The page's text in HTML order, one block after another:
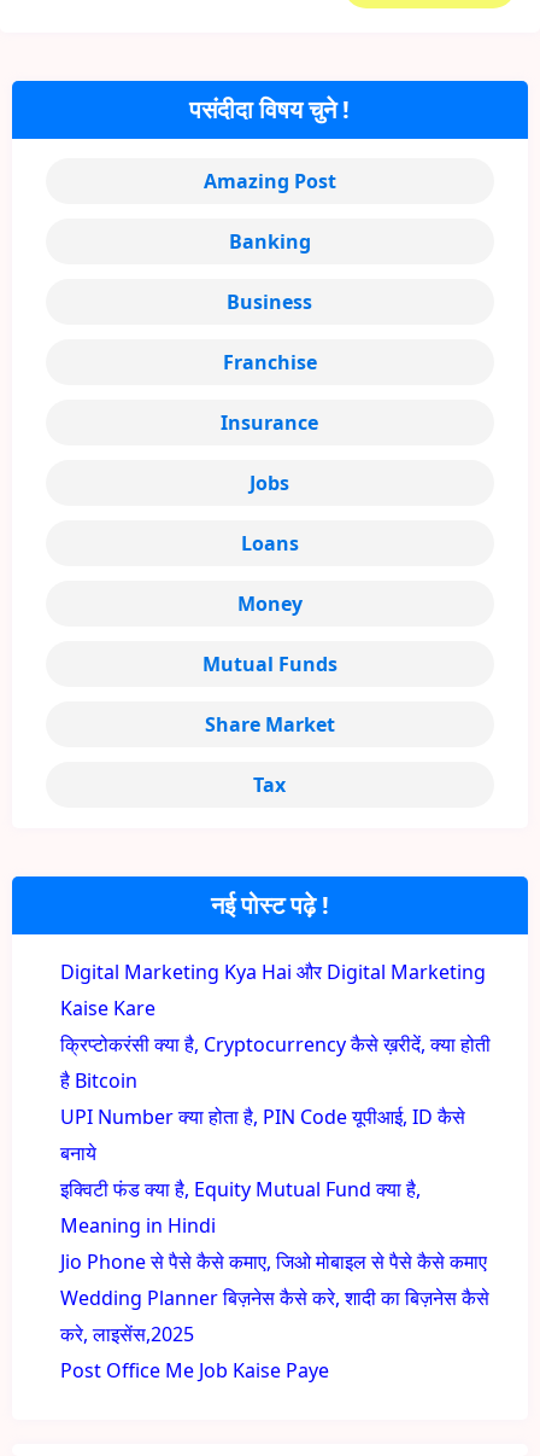
नई पोस्ट पढ़े !
Digital Marketing Kya Hai और Digital Marketing
Kaise Kare
क्रिप्टोकरंसी क्या है, Cryptocurrency कैसे ख़रीदें, क्या होती
है Bitcoin
UPI Number क्या होता है, PIN Code यूपीआई, ID कैसे
बनाये
इक्विटी फंड क्या है, Equity Mutual Fund क्या है,
Meaning in Hindi
Jio Phone से पैसे कैसे कमाए, जिओ मोबाइल से पैसे कैसे कमाए
Wedding Planner बिज़नेस कैसे करे, शादी का बिज़नेस कैसे
करे, लाइसेंस,2025
Post Office Me Job Kaise Paye
पसंदीदा विषय चुने !
Amazing Post
Banking
Business
Franchise
Insurance
Jobs
Loans
Money
Mutual Funds
Share Market
Tax